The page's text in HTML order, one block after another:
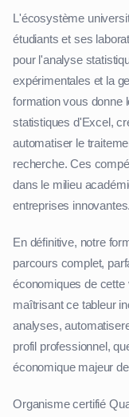
L'écosystème
étudiants et ses
pour l'analyse
expérimentales et la
formation vous donne
statistiques d'Excel,
automatiser le
recherche. Ces
dans le milieu
entreprises innovantes.
En définitive, notre
parcours complet,
économiques de
maîtrisant ce tableur
analyses,
profil professionnel,
économique majeur
Organisme certifié